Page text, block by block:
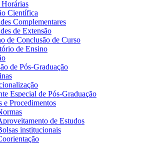
Horárias
Científica
Complementares
de Extensão
de Conclusão de Curso
de Ensino
de Pós-Graduação
Especial de Pós-Graduação
e Procedimentos
de Estudos
institucionais